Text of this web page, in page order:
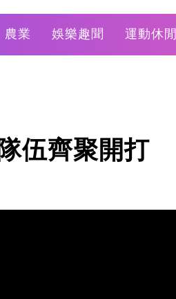
農業 娛樂趣聞 運動休閒
伍齊聚開打